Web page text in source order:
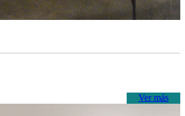
Ver más